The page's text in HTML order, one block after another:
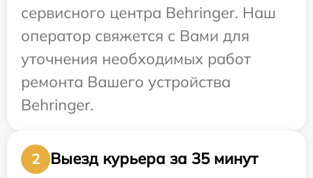
сервисного центра Behringer. Наш
оператор свяжется с Вами для
уточнения необходимых работ
ремонта Вашего устройства
Behringer.
2 Выезд курьера за 35 минут